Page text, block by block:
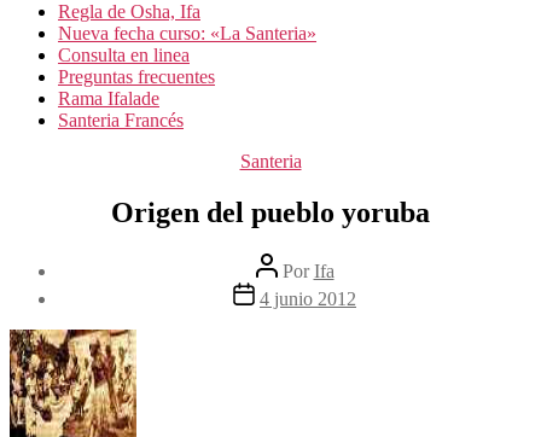
Regla de Osha, Ifa
Nueva fecha curso: «La Santeria»
Consulta en linea
Preguntas frecuentes
Rama Ifalade
Santeria Francés
Categorías
Santeria
Origen del pueblo yoruba
Autor
de
la
PorIfa
Fecha4 junio 2012